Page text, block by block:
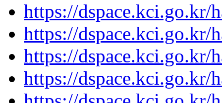
https://dspace.kci.go.kr/
https://dspace.kci.go.kr/
https://dspace.kci.go.kr/
https://dspace.kci.go.kr/